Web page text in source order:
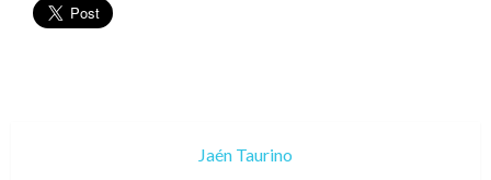
Jaén Taurino